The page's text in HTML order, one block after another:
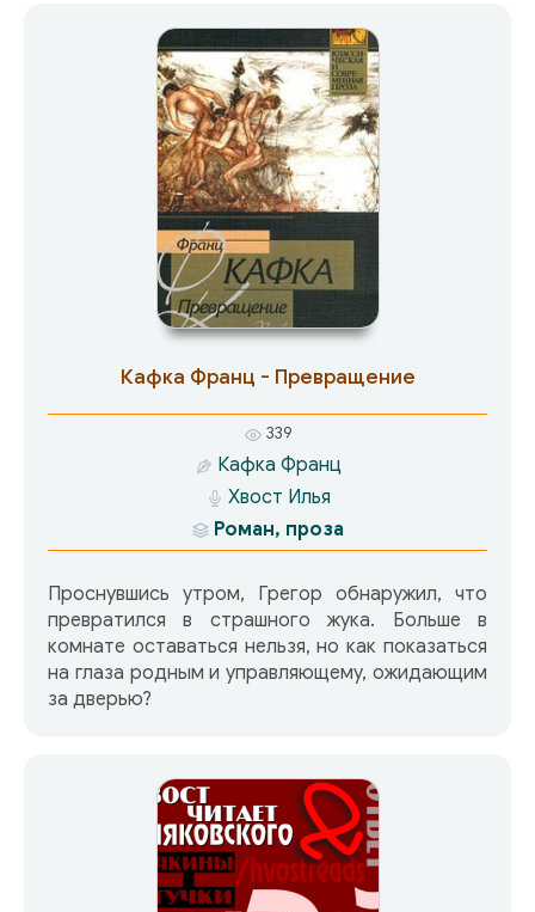
Кафка Франц - Превращение
339
Кафка Франц
Хвост Илья
Роман, проза
Проснувшись утром, Грегор обнаружил, что
превратился в страшного жука. Больше в
комнате оставаться нельзя, но как показаться
на глаза родным и управляющему, ожидающим
за дверью?